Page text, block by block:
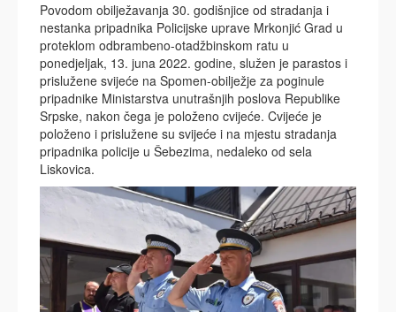
Povodom obilježavanja 30. godišnjice od stradanja i
nestanka pripadnika Policijske uprave Mrkonjić Grad u
proteklom odbrambeno-otadžbinskom ratu u
ponedjeljak, 13. juna 2022. godine, služen je parastos i
prislužene svijeće na Spomen-obilježje za poginule
pripadnike Ministarstva unutrašnjih poslova Republike
Srpske, nakon čega je položeno cvijeće. Cvijeće je
položeno i prislužene su svijeće i na mjestu stradanja
pripadnika policije u Šebezima, nedaleko od sela
Liskovica.